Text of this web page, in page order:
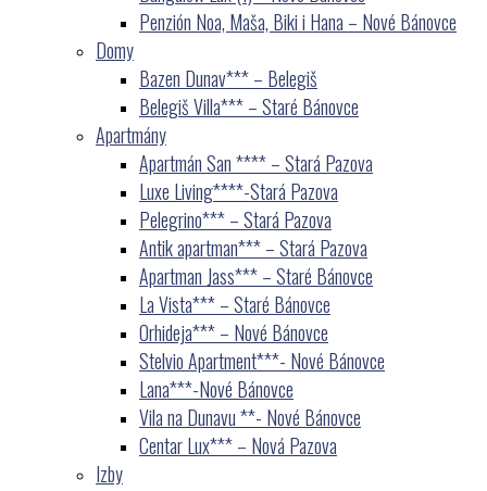
Penzión Noa, Maša, Biki i Hana – Nové Bánovce
Domy
Bazen Dunav*** – Belegiš
Belegiš Villa*** – Staré Bánovce
Apartmány
Apartmán San **** – Stará Pazova
Luxe Living****-Stará Pazova
Pelegrino*** – Stará Pazova
Antik apartman*** – Stará Pazova
Apartman Jass*** – Staré Bánovce
La Vista*** – Staré Bánovce
Orhideja*** – Nové Bánovce
Stelvio Apartment***- Nové Bánovce
Lana***-Nové Bánovce
Vila na Dunavu **- Nové Bánovce
Centar Lux*** – Nová Pazova
Izby